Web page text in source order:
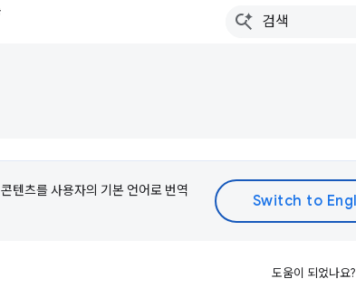
텐츠를 사용자의 기본 언어로 번역
도움이 되었나요?